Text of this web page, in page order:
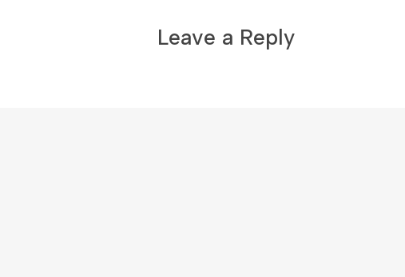
Leave a Reply